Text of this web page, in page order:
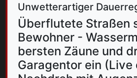
Unwetterartiger
Überflutete Straßen
Bewohner -
bersten Zäune und
Garagentor ein (Live